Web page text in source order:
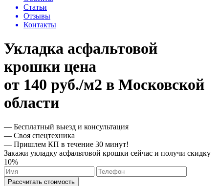
Статьи
Отзывы
Контакты
Укладка асфальтовой
крошки цена
от 140 руб./м2 в Московской
области
— Бесплатный выезд и консультация
— Своя спецтехника
— Пришлем КП в течение 30 минут!
Закажи укладку асфальтовой крошки сейчас и получи скидку
10%
Рассчитать стоимость